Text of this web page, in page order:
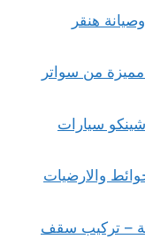
هنقر
من سواتر
سيارات
والارضيات
– تركيب سقف